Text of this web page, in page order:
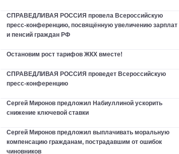
СПРАВЕДЛИВАЯ РОССИЯ провела Всероссийскую
пресс-конференцию, посвящённую увеличению зарплат
и пенсий граждан РФ
Остановим рост тарифов ЖКХ вместе!
СПРАВЕДЛИВАЯ РОССИЯ проведет Всероссийскую
пресс-конференцию
Сергей Миронов предложил Набиуллиной ускорить
снижение ключевой ставки
Сергей Миронов предложил выплачивать моральную
компенсацию гражданам, пострадавшим от ошибок
чиновников